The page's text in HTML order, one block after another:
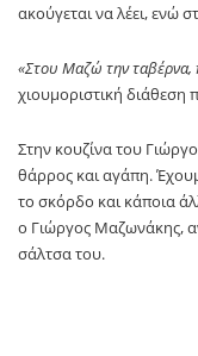
ακούγεται να λέει, ενώ
«Στου Μαζώ την
χιουμοριστική διάθεση
Στην κουζίνα του
θάρρος και αγάπη.
το σκόρδο και κάποια
ο Γιώργος Μαζωνάκης,
σάλτσα του.